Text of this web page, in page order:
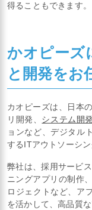
得ることもできます。
かオピーズ
と開発をお
カオピーズは、日本
リ開発、 システム開発
ョンなど、デジタル
するITアウトソーシン
弊社は、採用サービ
ニングアプリの制作
ロジェクトなど、ア
を活かして、高品質